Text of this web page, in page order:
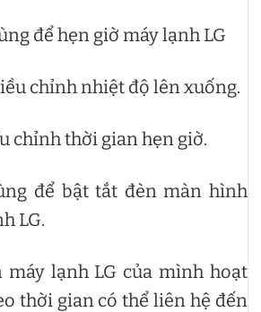
để hẹn giờ máy lạnh LG
chỉnh nhiệt độ lên xuống.
chỉnh thời gian hẹn giờ.
để bật tắt đèn màn hình
LG.
máy lạnh LG của mình hoạt
thời gian có thể liên hệ đến